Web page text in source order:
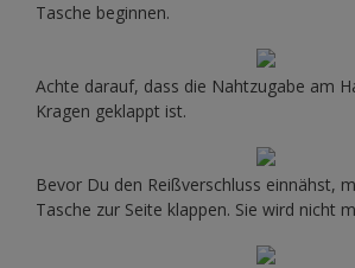
Tasche beginnen.
Achte darauf, dass die Nahtzugabe am
Kragen geklappt ist.
Bevor Du den Reißverschluss einnähst,
Tasche zur Seite klappen. Sie wird nicht